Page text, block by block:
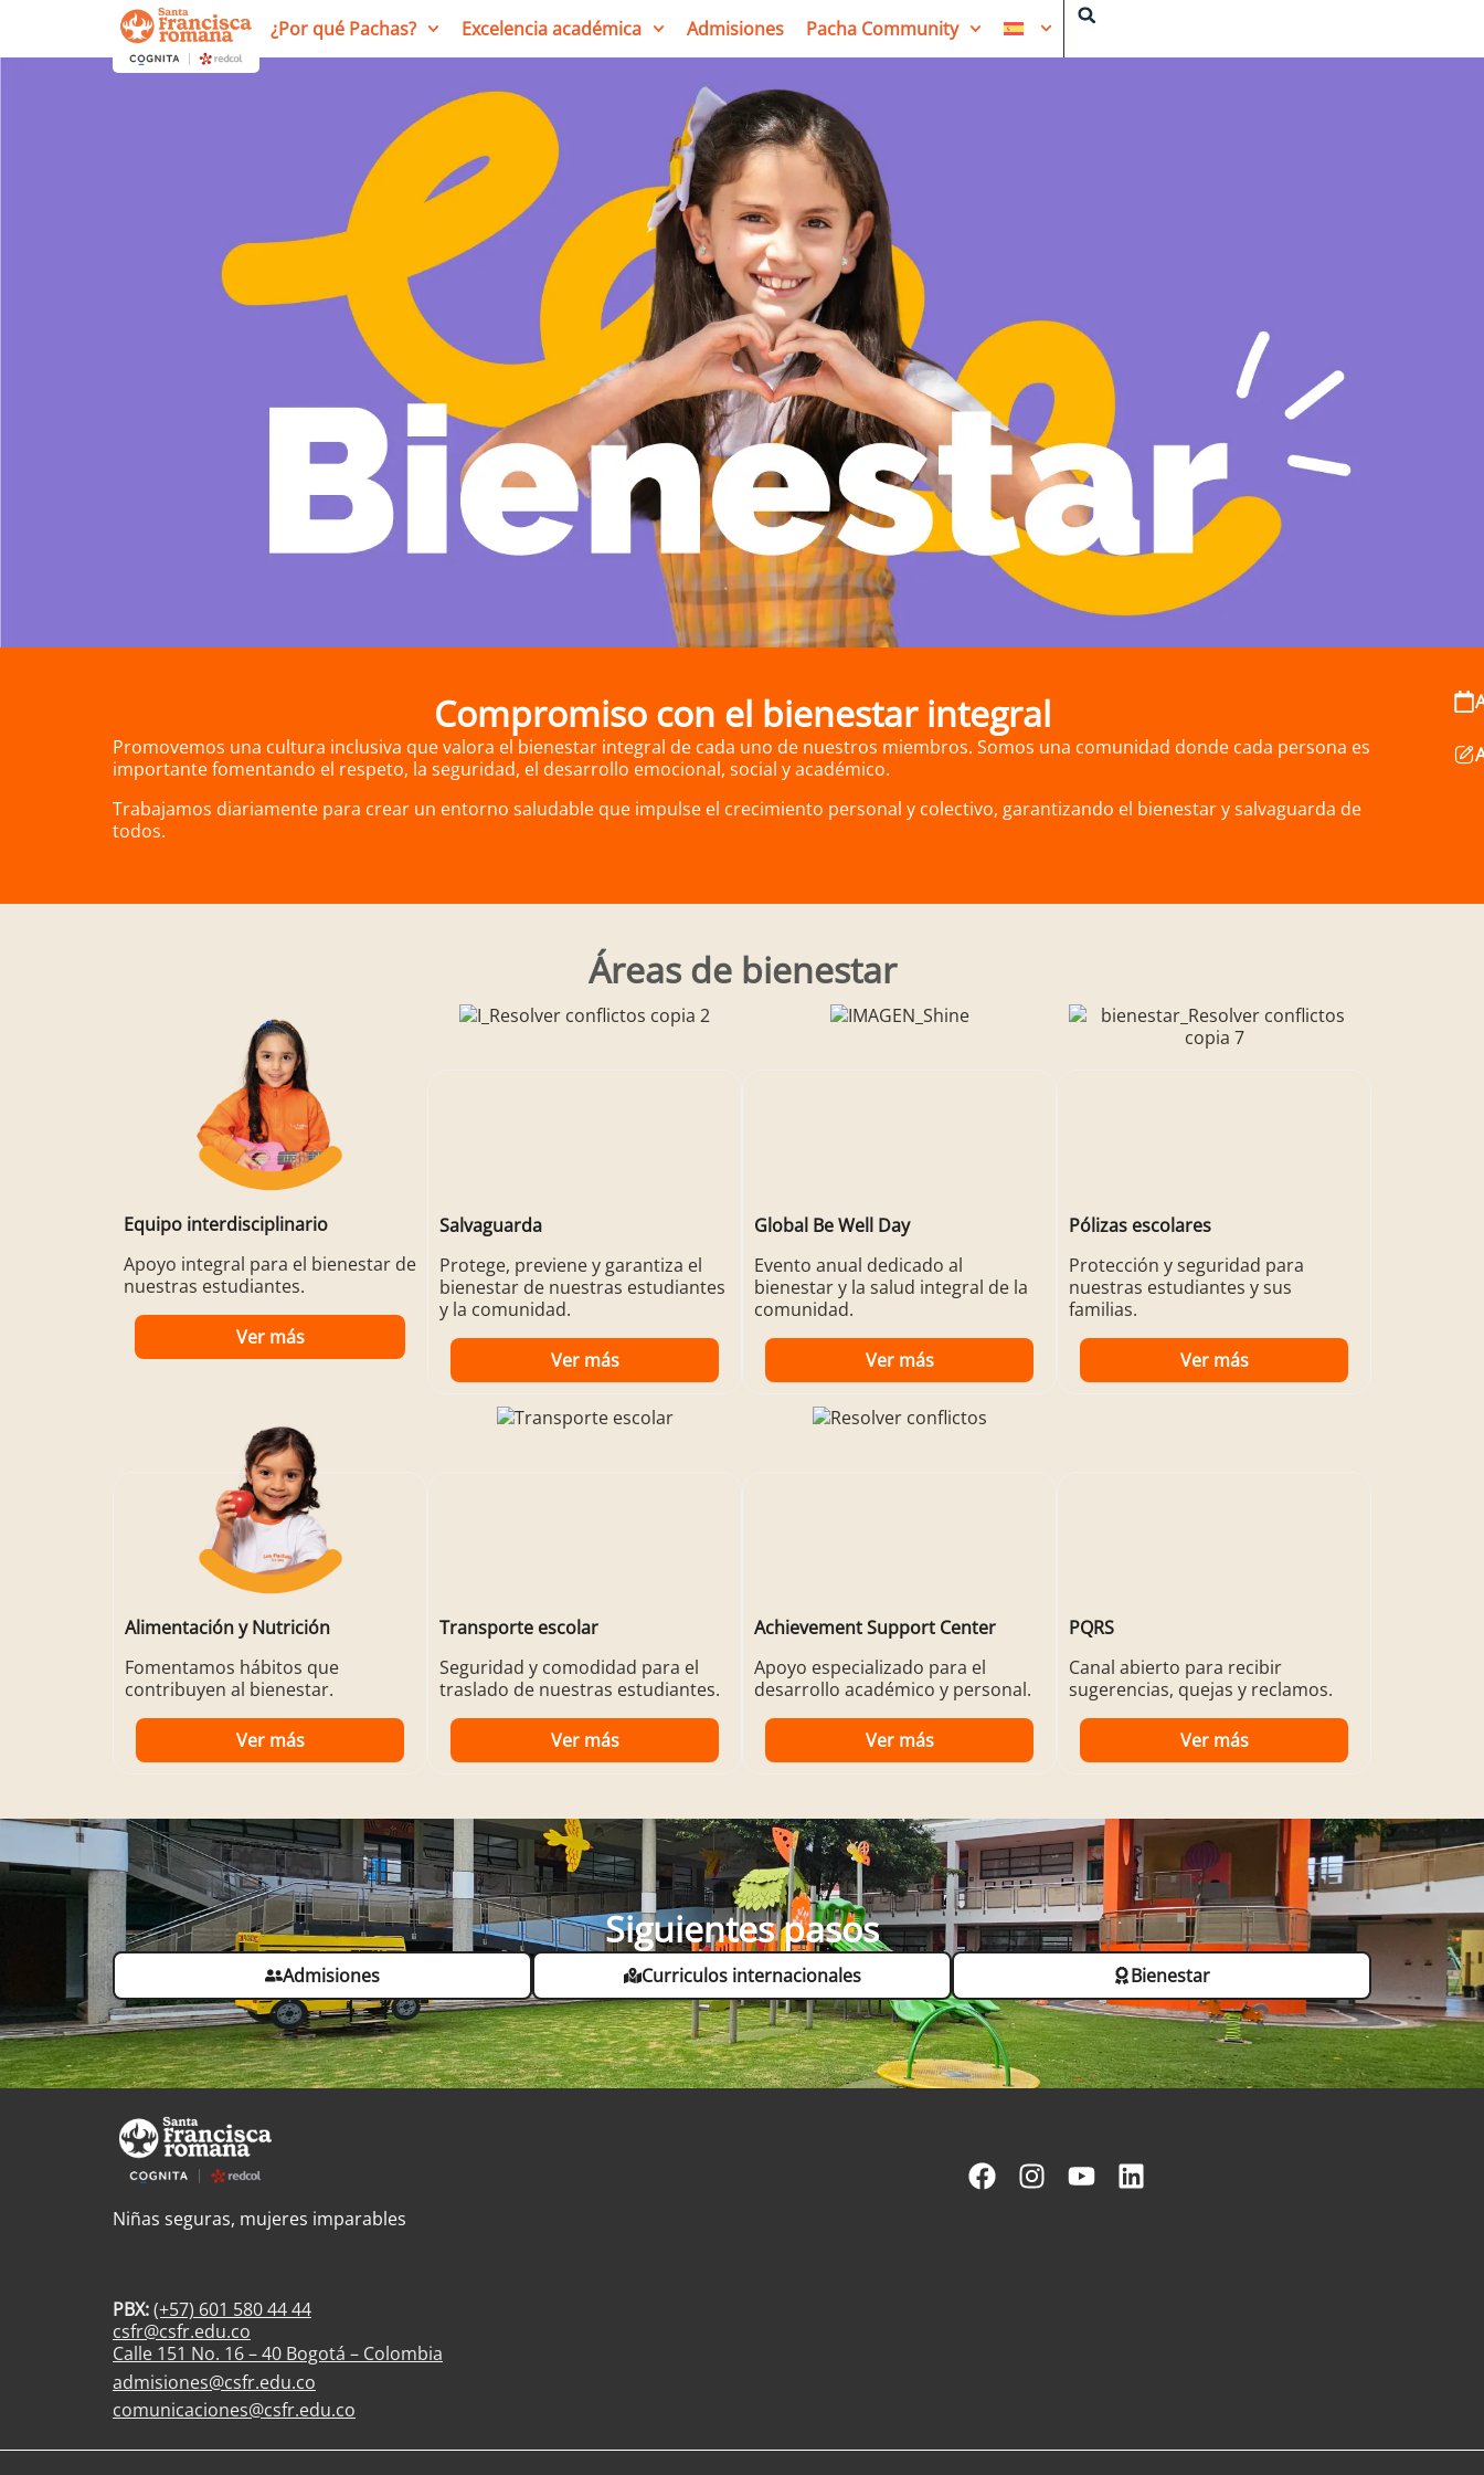
¿Por qué Pachas? Excelencia académica Admisiones Pacha Community
Compromiso con el bienestar integral
Promovemos una cultura inclusiva que valora el bienestar integral de cada uno de nuestros miembros. Somos una comunidad donde cada persona es
importante fomentando el respeto, la seguridad, el desarrollo emocional, social y académico.
Trabajamos diariamente para crear un entorno saludable que impulse el crecimiento personal y colectivo, garantizando el bienestar y salvaguarda de
todos.
Áreas de bienestar
Equipo interdisciplinario
Apoyo integral para el bienestar de
nuestras estudiantes.
Ver más
Salvaguarda
Protege, previene y garantiza el
bienestar de nuestras estudiantes
y la comunidad.
Ver más
Global Be Well Day
Evento anual dedicado al
bienestar y la salud integral de la
comunidad.
Ver más
Pólizas escolares
Protección y seguridad para
nuestras estudiantes y sus
familias.
Ver más
Alimentación y Nutrición
Fomentamos hábitos que
contribuyen al bienestar.
Ver más
Transporte escolar
Seguridad y comodidad para el
traslado de nuestras estudiantes.
Ver más
Achievement Support Center
Apoyo especializado para el
desarrollo académico y personal.
Ver más
PQRS
Canal abierto para recibir
sugerencias, quejas y reclamos.
Ver más
Siguientes pasos
Admisiones Curriculos internacionales Bienestar
Niñas seguras, mujeres imparables
PBX:(+57) 601 580 44 44
csfr@csfr.edu.co
Calle 151 No. 16 – 40 Bogotá – Colombia
admisiones@csfr.edu.co
comunicaciones@csfr.edu.co